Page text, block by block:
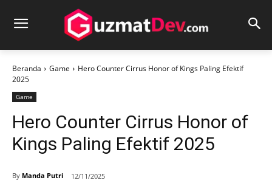
Beranda Game
Hero Counter Cirrus Honor of Kings Paling Efektif
2025
Game
Hero Counter Cirrus Honor of
Kings Paling Efektif 2025
By Manda Putri 12/11/2025